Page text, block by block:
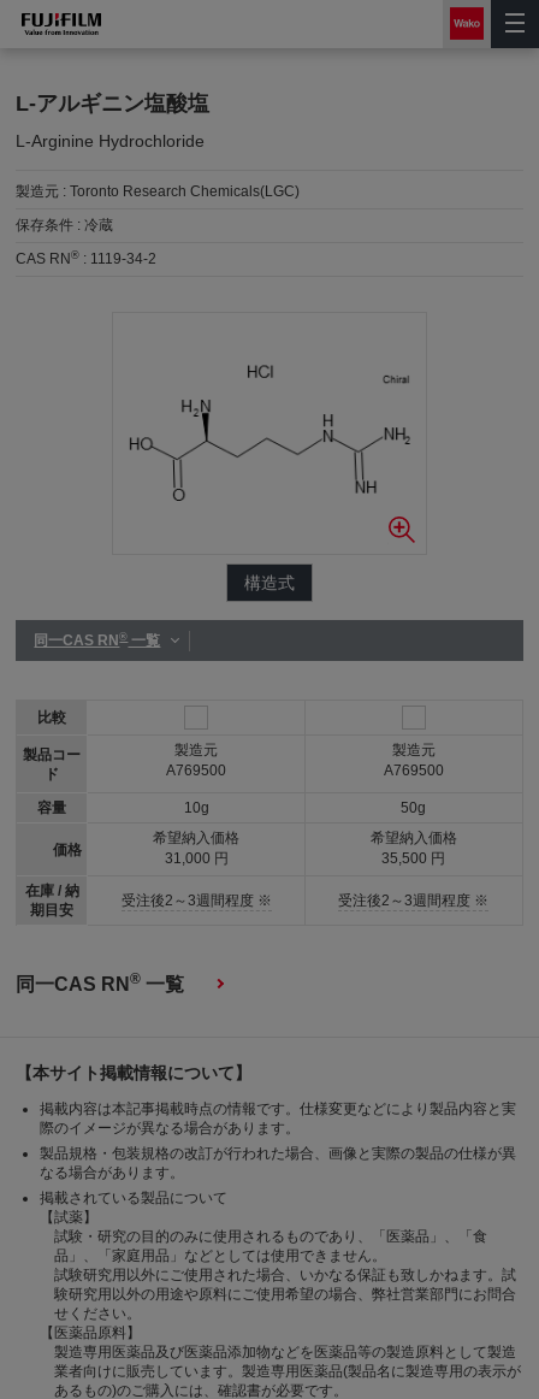
L-アルギニン塩酸塩
L-Arginine Hydrochloride
製造元 :Toronto Research Chemicals(LGC)
保存条件 :冷蔵
CAS RN® : 1119-34-2
構造式
同一CAS RN®一覧
比較
製品コー
ド
容量
価格
在庫 / 納
期目安
製造元
A769500
10g
希望納入価格
31,000 円
受注後2～3週間程度 ※
製造元
A769500
50g
希望納入価格
35,500 円
受注後2～3週間程度 ※
同一CAS RN® 一覧
【本サイト掲載情報について】
掲載内容は本記事掲載時点の情報です。仕様変更などにより製品内容と実
際のイメージが異なる場合があります。
製品規格・包装規格の改訂が行われた場合、画像と実際の製品の仕様が異
なる場合があります。
掲載されている製品について
【試薬】
試験・研究の目的のみに使用されるものであり、「医薬品」、「食
品」、「家庭用品」などとしては使用できません。
試験研究用以外にご使用された場合、いかなる保証も致しかねます。試
験研究用以外の用途や原料にご使用希望の場合、弊社営業部門にお問合
せください。
【医薬品原料】
製造専用医薬品及び医薬品添加物などを医薬品等の製造原料として製造
業者向けに販売しています。製造専用医薬品(製品名に製造専用の表示が
あるもの)のご購入には、確認書が必要です。